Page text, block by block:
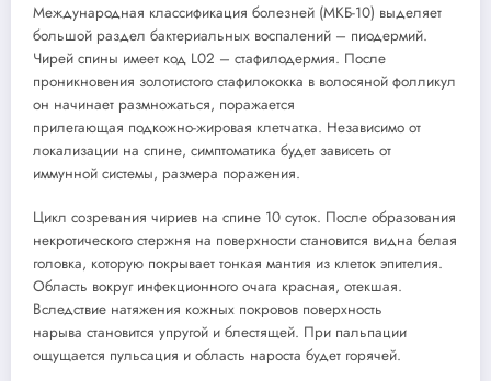
Международная классификация болезней (МКБ-10) выделяет
большой раздел бактериальных воспалений – пиодермий.
Чирей спины имеет код L02 – стафилодермия. После
проникновения золотистого стафилококка в волосяной фолликул
он начинает размножаться, поражается
прилегающая подкожно-жировая клетчатка. Независимо от
локализации на спине, симптоматика будет зависеть от
иммунной системы, размера поражения.
Цикл созревания чириев на спине 10 суток. После образования
некротического стержня на поверхности становится видна белая
головка, которую покрывает тонкая мантия из клеток эпителия.
Область вокруг инфекционного очага красная, отекшая.
Вследствие натяжения кожных покровов поверхность
нарыва становится упругой и блестящей. При пальпации
ощущается пульсация и область нароста будет горячей.